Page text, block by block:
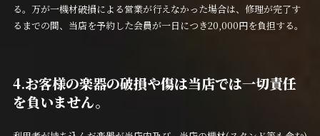
る。万が一機材破損による営業が行えなかった場合は、修理が完了す
るまでの間、当店を予約した会員が一日につき20,000円を負担する。
4.お客様の楽器の破損や傷は当店では一切責任
を負いません。